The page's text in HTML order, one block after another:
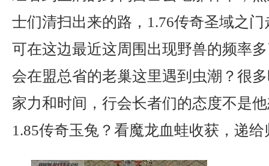
士们清扫出来的路，1.76传奇圣域之
可在这边最近这周围出现野兽的频率
会在盟总省的老巢这里遇到虫潮？很
家力和时间，行会长者们的态度不是
1.85传奇玉兔？看魔龙血蛙收获，递